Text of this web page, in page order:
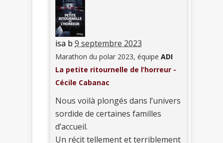
isa b 9 septembre 2023
Marathon du polar 2023, équipe ADI
La petite ritournelle de l’horreur -
Cécile Cabanac
Nous voilà plongés dans l’univers
sordide de certaines familles
d’accueil.
Un récit tellement et terriblement